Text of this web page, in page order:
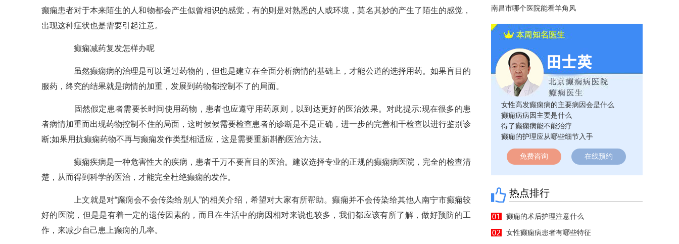
癫痫患者对于本来陌生的人和物都会产生似曾相识的感觉，有的则是对熟悉的人或环境，莫名其妙的产生了陌生的感觉，
出现这种症状也是需要引起注意。
癫痫减药复发怎样办呢
虽然癫痫病的治理是可以通过药物的，但也是建立在全面分析病情的基础上，才能公道的选择用药。如果盲目的
服药，终究的结果就是病情的加重，发展到药物都控制不了的局面。
固然假定患者需要长时间使用药物，患者也应遵守用药原则，以到达更好的医治效果。对此提示:现在很多的患
者病情加重而出现药物控制不住的局面，这时候候需要检查患者的诊断是不是正确，进一步的完善相干检查以进行鉴别诊
断;如果用抗癫痫药物不再与癫痫发作类型相适应，这是需要重新斟酌医治方法。
癫痫疾病是一种危害性大的疾病，患者千万不要盲目的医治。建议选择专业的正规的癫痫病医院，完全的检查清
楚，从而得到科学的医治，才能完全杜绝癫痫的发作。
上文就是对“癫痫会不会传染给别人”的相关介绍，希望对大家有所帮助。癫痫并不会传染给其他人南宁市癫痫较
好的医院，但是是有着一定的遗传因素的，而且在生活中的病因相对来说也较多，我们都应该有所了解，做好预防的工
作，来减少自己患上癫痫的几率。
南昌市哪个医院能看羊角风
女性高发癫痫病的主要病因会是什么
癫痫病病因主要是什么
得了癫痫病能不能治疗
癫痫的护理应从哪些细节入手
免费咨询 在线预约
热点排行
癫痫的术后护理注意什么
女性癫痫病患者有哪些特征